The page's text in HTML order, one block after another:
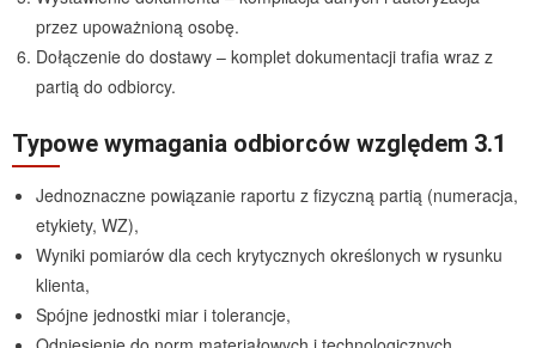
przez upoważnioną osobę.
Dołączenie do dostawy – komplet dokumentacji trafia wraz z
partią do odbiorcy.
Typowe wymagania odbiorców względem 3.1
Jednoznaczne powiązanie raportu z fizyczną partią (numeracja,
etykiety, WZ),
Wyniki pomiarów dla cech krytycznych określonych w rysunku
klienta,
Spójne jednostki miar i tolerancje,